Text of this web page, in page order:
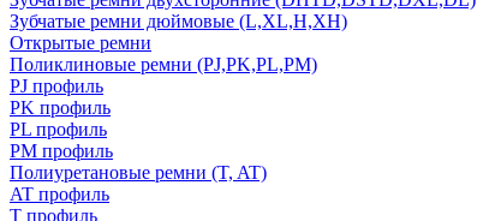
Зубчатые ремни дюймовые (L,XL,H,XH)
Открытые ремни
Поликлиновые ремни (PJ,PK,PL,PM)
PJ профиль
PK профиль
PL профиль
PM профиль
Полиуретановые ремни (T, AT)
AT профиль
T профиль